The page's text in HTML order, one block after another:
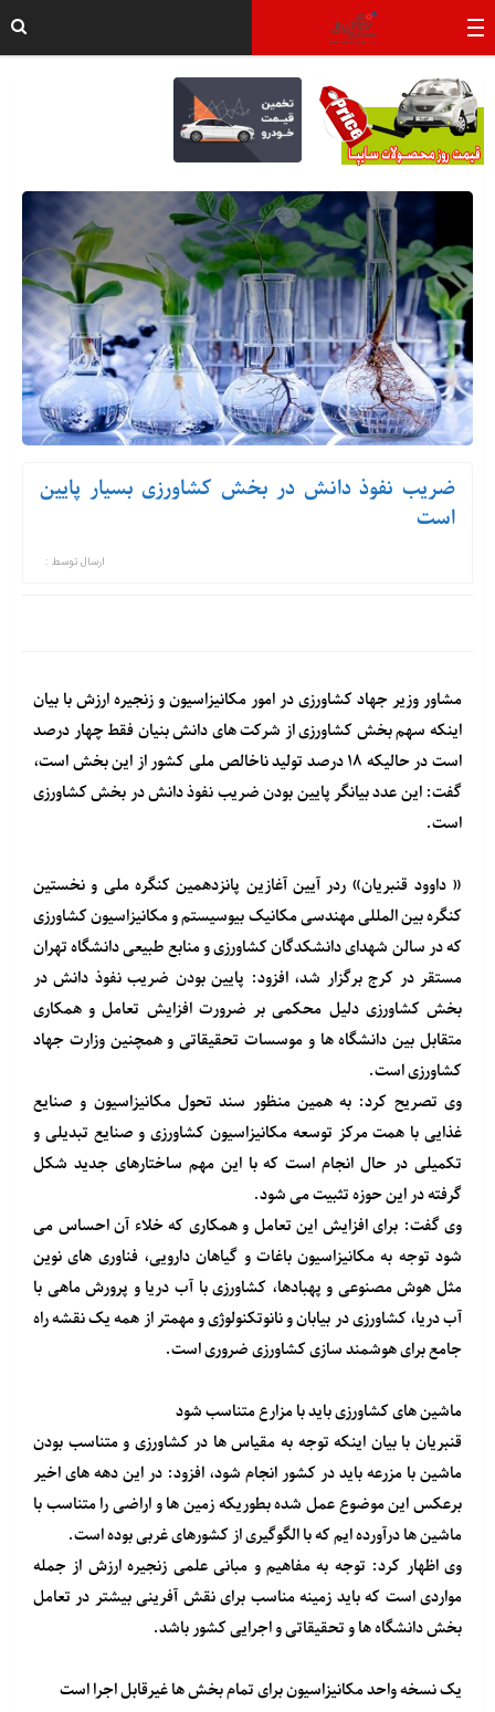
ضریب نفوذ دانش در بخش کشاورزی بسیار پایین
است
ارسال توسط :
مشاور وزیر جهاد کشاورزی در امور مکانیزاسیون و زنجیره ارزش با بیان
اینکه سهم بخش کشاورزی از شرکت های دانش بنیان فقط چهار درصد
است در حالیکه ۱۸ درصد تولید ناخالص ملی کشور از این بخش است،
گفت: این عدد بیانگر پایین بودن ضریب نفوذ دانش در بخش کشاورزی
است.
« داوود قنبریان» ردر آیین آغازین پانزدهمین کنگره ملی و نخستین
کنگره بین المللی مهندسی مکانیک بیوسیستم و مکانیزاسیون کشاورزی
که در سالن شهدای دانشکدگان کشاورزی و منابع طبیعی دانشگاه تهران
مستقر در کرج برگزار شد، افزود: پایین بودن ضریب نفوذ دانش در
بخش کشاورزی دلیل محکمی بر ضرورت افزایش تعامل و همکاری
متقابل بین دانشگاه ها و موسسات تحقیقاتی و همچنین وزارت جهاد
کشاورزی است.
وی تصریح کرد:‌ به همین منظور سند تحول مکانیزاسیون و صنایع
غذایی با همت مرکز توسعه مکانیزاسیون کشاورزی و صنایع تبدیلی و
تکمیلی در حال انجام است که با این مهم ساختارهای جدید شکل
گرفته در این حوزه تثبیت می شود.
وی گفت: برای افزایش این تعامل و همکاری که خلاء آن احساس می
شود توجه به مکانیزاسیون باغات و گیاهان دارویی، فناوری های نوین
مثل هوش مصنوعی و پهبادها، کشاورزی با آب دریا و پرورش ماهی با
آب دریا، کشاورزی در بیابان و نانوتکنولوژی و مهمتر از همه یک نقشه راه
جامع برای هوشمند سازی کشاورزی ضروری است.
ماشین های کشاورزی باید با مزارع متناسب شود
قنبریان با بیان اینکه توجه به مقیاس ها در کشاورزی و متناسب بودن
ماشین با مزرعه باید در کشور انجام شود، افزود: در این دهه های اخیر
برعکس این موضوع عمل شده بطوریکه زمین ها و اراضی را متناسب با
ماشین ها درآورده ایم که با الگوگیری از کشورهای غربی بوده است.
وی اظهار کرد: توجه به مفاهیم و مبانی علمی زنجیره ارزش از جمله
مواردی است که باید زمینه مناسب برای نقش آفرینی بیشتر در تعامل
بخش دانشگاه ها و تحقیقاتی و اجرایی کشور باشد.
یک نسخه واحد مکانیزاسیون برای تمام بخش ها غیرقابل اجرا است